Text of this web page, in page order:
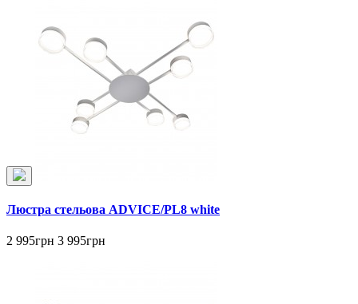
Люстра стельова ADVICE/PL8 white
2 995грн 3 995грн